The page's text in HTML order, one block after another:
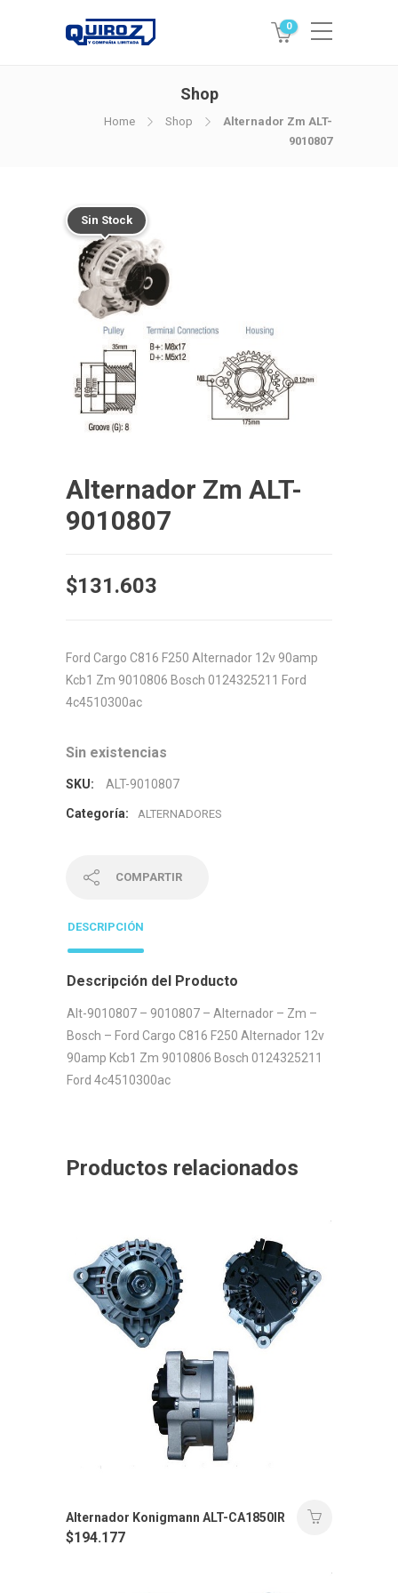
0
Shop
Home Shop
Alternador Zm ALT-
9010807
Sin Stock
Alternador Zm ALT-
9010807
$131.603
Ford Cargo C816 F250 Alternador 12v 90amp
Kcb1 Zm 9010806 Bosch 0124325211 Ford
4c4510300ac
Sin existencias
SKU: ALT-9010807
Categoría: ALTERNADORES
COMPARTIR
DESCRIPCIÓN
Descripción del Producto
Alt-9010807 – 9010807 – Alternador – Zm –
Bosch – Ford Cargo C816 F250 Alternador 12v
90amp Kcb1 Zm 9010806 Bosch 0124325211
Ford 4c4510300ac
Productos relacionados
Alternador Konigmann ALT-CA1850IR
$194.177